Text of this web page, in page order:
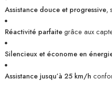
Assistance douce et progressive,
Réactivité parfaitegrâce aux
Silencieux et économe en
Assistance jusqu’à 25 km/h